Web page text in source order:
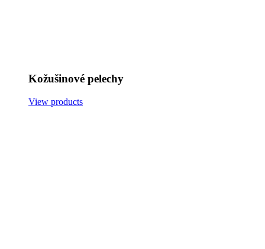
Kožušinové pelechy
View products